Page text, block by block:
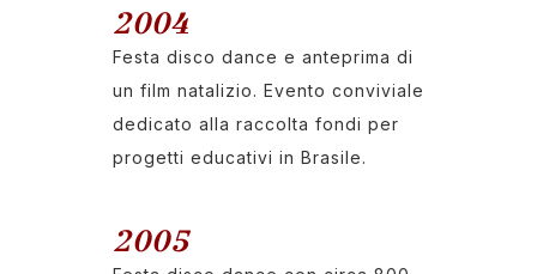
2004
Festa disco dance e anteprima di
un film natalizio. Evento conviviale
dedicato alla raccolta fondi per
progetti educativi in Brasile.
2005